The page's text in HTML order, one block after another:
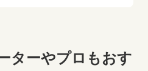
ターやプロもおす